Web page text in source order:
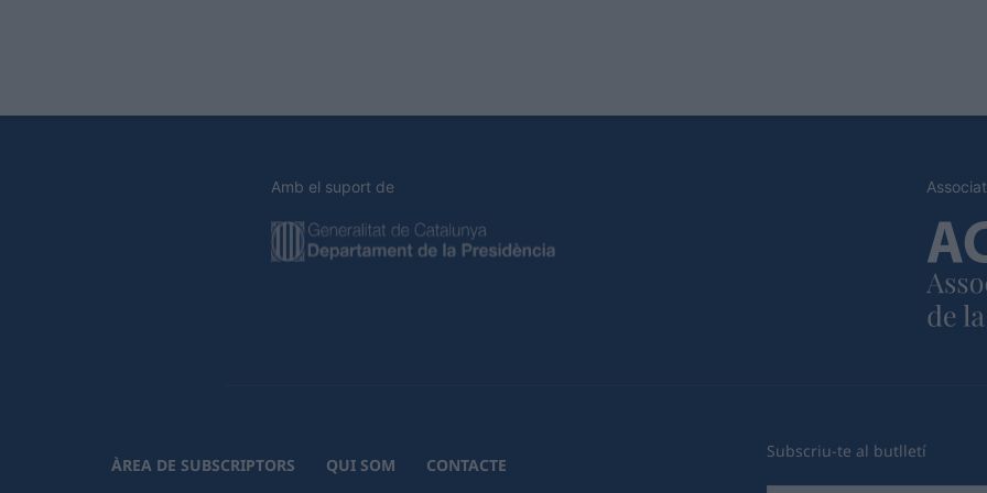
Amb el suport de
ÀREA DE SUBSCRIPTORS QUI SOM CONTACTE
Subscriu-te al butlletí